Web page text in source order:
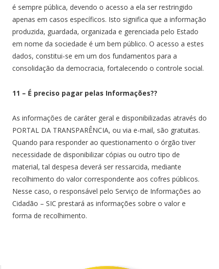
é sempre pública, devendo o acesso a ela ser restringido
apenas em casos específicos. Isto significa que a informação
produzida, guardada, organizada e gerenciada pelo Estado
em nome da sociedade é um bem público. O acesso a estes
dados, constitui-se em um dos fundamentos para a
consolidação da democracia, fortalecendo o controle social.
11 – É preciso pagar pelas Informações??
As informações de caráter geral e disponibilizadas através do
PORTAL DA TRANSPARÊNCIA, ou via e-mail, são gratuitas.
Quando para responder ao questionamento o órgão tiver
necessidade de disponibilizar cópias ou outro tipo de
material, tal despesa deverá ser ressarcida, mediante
recolhimento do valor correspondente aos cofres públicos.
Nesse caso, o responsável pelo Serviço de Informações ao
Cidadão – SIC prestará as informações sobre o valor e
forma de recolhimento.